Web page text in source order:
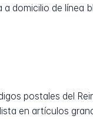
domicilio de línea
postales del
en artículos